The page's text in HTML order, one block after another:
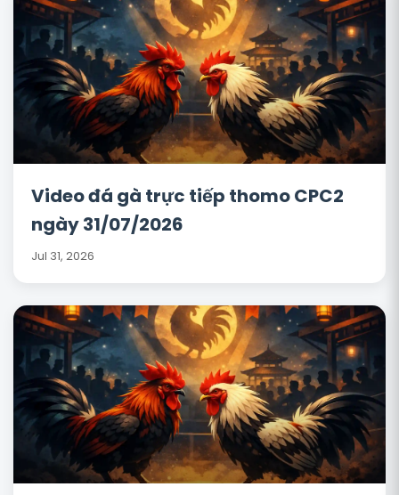
Video đá gà trực tiếp thomo CPC2
ngày 31/07/2026
Jul 31, 2026